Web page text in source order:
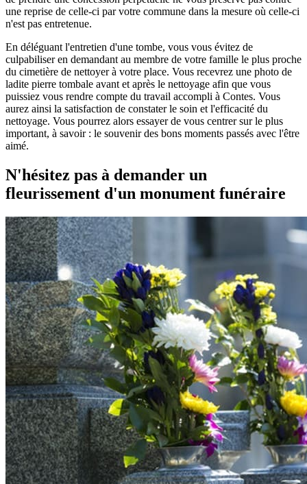
une reprise de celle-ci par votre commune dans la mesure où celle-ci
n'est pas entretenue.
En déléguant l'entretien d'une tombe, vous vous évitez de
culpabiliser en demandant au membre de votre famille le plus proche
du cimetière de nettoyer à votre place. Vous recevrez une photo de
ladite pierre tombale avant et après le nettoyage afin que vous
puissiez vous rendre compte du travail accompli à Contes. Vous
aurez ainsi la satisfaction de constater le soin et l'efficacité du
nettoyage. Vous pourrez alors essayer de vous centrer sur le plus
important, à savoir : le souvenir des bons moments passés avec l'être
aimé.
N'hésitez pas à demander un
fleurissement d'un monument funéraire